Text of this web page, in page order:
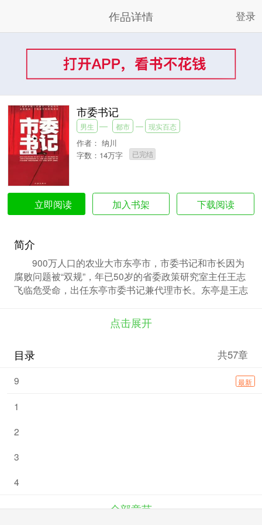
作品详情 登录
市委书记
男生 都市 现实百态
作者： 纳川
字数：14万字
已完结
立即阅读 加入书架 下载阅读
简介
900万人口的农业大市东亭市，市委书记和市长因为
腐败问题被“双规”，年已50岁的省委政策研究室主任王志
飞临危受命，出任东亭市委书记兼代理市长。东亭是王志
他心仪的红颜知己，权力与金钱，美女与诱惑，每个政治
人物必须面对的现实问题，考验着王志飞。这片土地是他
清醒，胸有成竹；出招精准，左右逢源。智慧超群的王志
的不凡身手。《市委书记》传承作者一贯的风格：语言流
官场小说。
点击展开
目录 共57章
9 最新
1
2
3
4
全部章节